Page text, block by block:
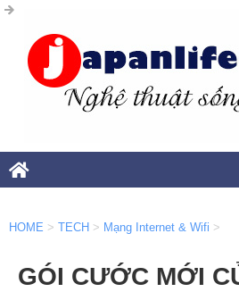
HOME > TECH > Mạng Internet & Wifi >
GÓI CƯỚC MỚI